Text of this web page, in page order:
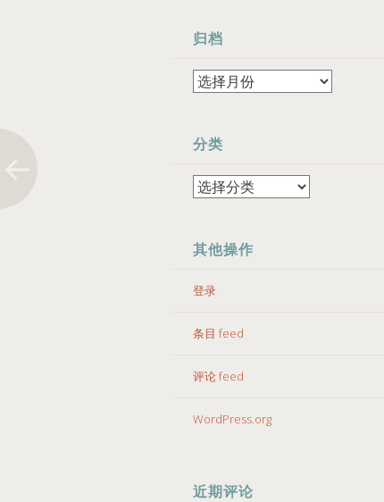
归档
分类
其他操作
登录
条目 feed
评论 feed
WordPress.org
近期评论